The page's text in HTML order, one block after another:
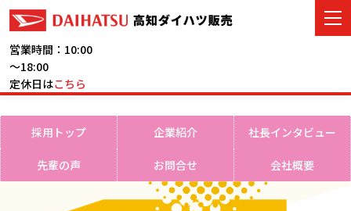
営業時間：10:00
～18:00
定休日はこちら
展示車・試乗車
店舗情報
採用トップ 企業紹介 社長インタビュー
先輩の声 お問合せ 会社概要